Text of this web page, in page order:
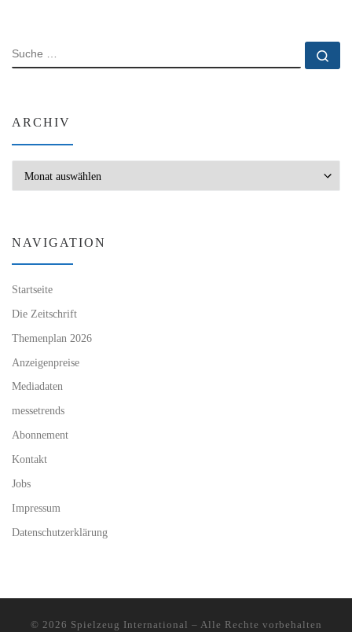
SUCHE
ARCHIV
NAVIGATION
Startseite
Die Zeitschrift
Themenplan 2026
Anzeigenpreise
Mediadaten
messetrends
Abonnement
Kontakt
Jobs
Impressum
Datenschutzerklärung
© 2026 Spielzeug International – Alle Rechte vorbehalten